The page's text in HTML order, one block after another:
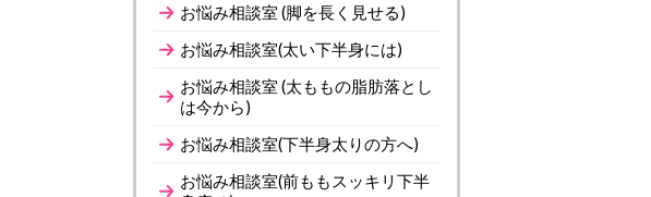
お悩み相談室 (脚を長く見せる)
お悩み相談室(太い下半身には)
お悩み相談室 (太ももの脂肪落とし
は今から)
お悩み相談室(下半身太りの方へ)
お悩み相談室(前ももスッキリ下半